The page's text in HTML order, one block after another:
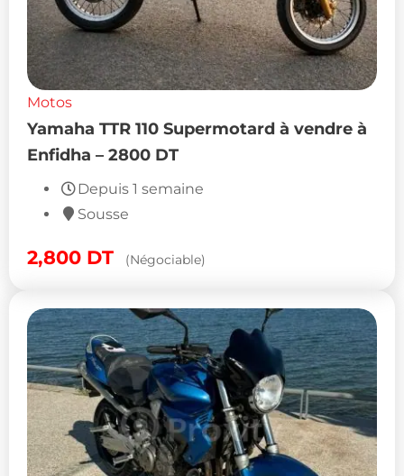
Motos
Yamaha TTR 110 Supermotard à vendre à
Enfidha – 2800 DT
Depuis 1 semaine
Sousse
2,800 DT (Négociable)